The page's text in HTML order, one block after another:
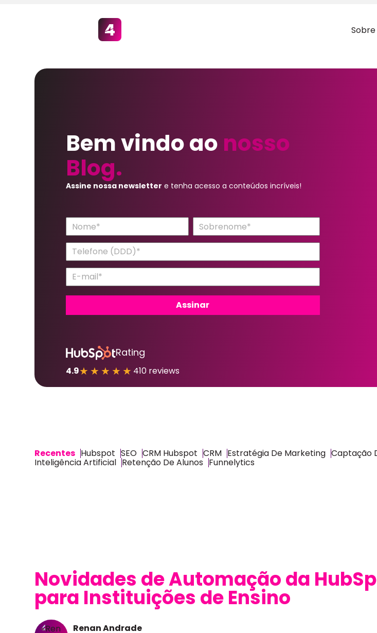
Bem vindo ao nosso
Blog.
Assine nossa newsletter e tenha acesso a conteúdos incríveis!
Rating
4.9★★★★★ 410 reviews
Recentes Hubspot SEO CRM Hubspot CRM Estratégia De Marketing Captação
Inteligência Artificial Retenção De Alunos Funnelytics
Novidades de Automação da
para Instituições de Ensino
Renan Andrade